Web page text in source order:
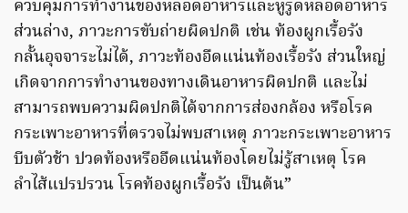
ควบคุมการทำงานของหลอดอาหารและหูรูดหลอดอาหาร
ส่วนล่าง, ภาวะการขับถ่ายผิดปกติ เช่น ท้องผูกเรื้อรัง
กลั้นอุจจาระไม่ได้, ภาวะท้องอืดแน่นท้องเรื้อรัง ส่วนใหญ่
เกิดจากการทำงานของทางเดินอาหารผิดปกติ และไม่
สามารถพบความผิดปกติได้จากการส่องกล้อง หรือโรค
กระเพาะอาหารที่ตรวจไม่พบสาเหตุ ภาวะกระเพาะอาหาร
บีบตัวช้า ปวดท้องหรืออืดแน่นท้องโดยไม่รู้สาเหตุ โรค
ลำไส้แปรปรวน โรคท้องผูกเรื้อรัง เป็นต้น”